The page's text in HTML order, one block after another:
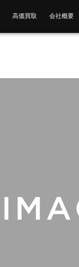
高価買取 会社概要